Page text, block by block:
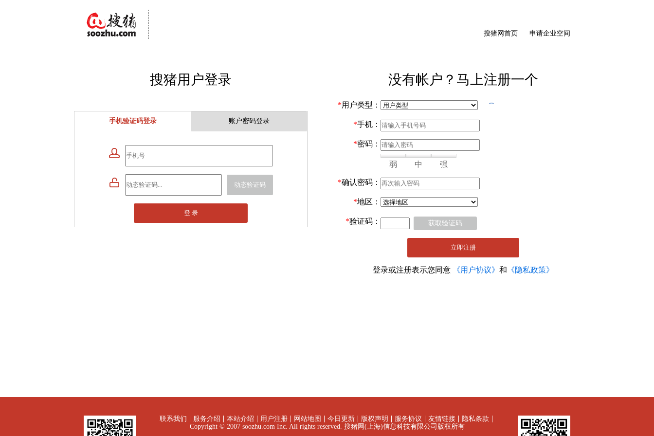
搜猪网首页 申请企业空间
搜猪用户登录
手机验证码登录 账户密码登录

 动态验证码
登 录
没有帐户？马上注册一个
*用户类型：
*手机：
*密码：
弱 中 强
*确认密码：
*地区：
*验证码： 获取验证码
立即注册
登录或注册表示您同意 《用户协议》 和 《隐私政策》
联系我们 服务介绍 本站介绍 用户注册 网站地图 今日更新 版权声明 服务协议 友情链接
隐私条款
Copyright © 2007 soozhu.com Inc. All rights reserved. 搜猪网(上海)信息科技有限公司版权所有